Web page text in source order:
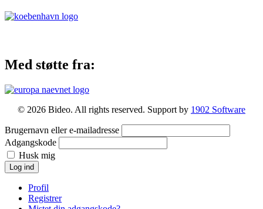
Med støtte fra:
© 2026 Bideo. All rights reserved. Support by 1902 Software
Brugernavn eller e-mailadresse
Adgangskode
Husk mig
Log ind
Profil
Registrer